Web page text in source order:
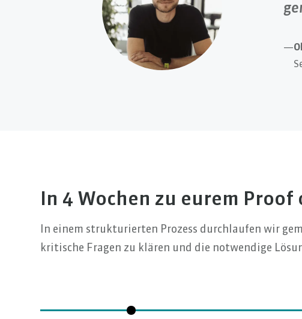
—
In 4 Wochen zu eurem
In einem strukturierten Prozess durchlaufen wir
kritische Fragen zu klären und die notwendige